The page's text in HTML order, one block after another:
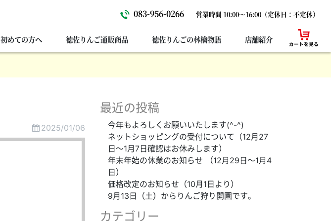
083-956-0266 営業時間 10:00～16:00（定休日：不定休）
初めての方へ 徳佐りんご通販商品 徳佐りんごの林檎物語 店舗紹介 カートを見る
2025/01/06
最近の投稿
今年もよろしくお願いいたします(^-^)
ネットショッピングの受付について（12月27
日～1月7日確認はお休みします）
年末年始の休業のお知らせ （12月29日～1月4
日）
価格改定のお知らせ（10月1日より）
9月13日（土）からりんご狩り開園です。
カテゴリー